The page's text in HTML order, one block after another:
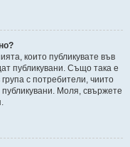
които публикувате във
публикувани. Също така е
с потребители, чиито
Моля, свържете